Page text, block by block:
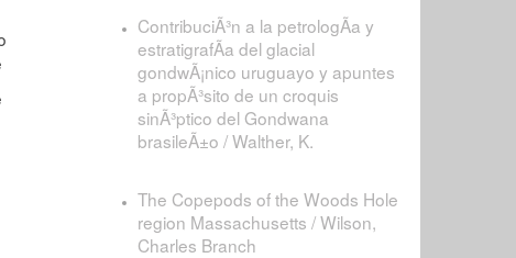
ContribuciÃ³n a la petrologÃ­a y
estratigrafÃ­a del glacial
gondwÃ¡nico uruguayo y apuntes
a propÃ³sito de un croquis
sinÃ³ptico del Gondwana
brasileÃ±o / Walther, K.
The Copepods of the Woods Hole
region Massachusetts / Wilson,
Charles Branch